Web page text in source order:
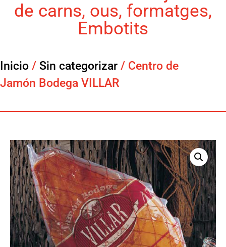
de carns, ous, formatges,
Embotits
Inicio / Sin categorizar / Centro de
Jamón Bodega VILLAR